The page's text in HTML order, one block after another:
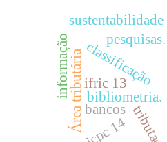
classificação
Área tributária bibliometria.
bancos
pesquisas.
sustentabilidade
ifric 13
icpc 14
informação